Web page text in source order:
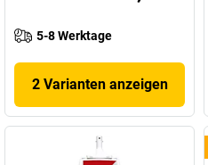
5-8 Werktage
2 Varianten anzeigen